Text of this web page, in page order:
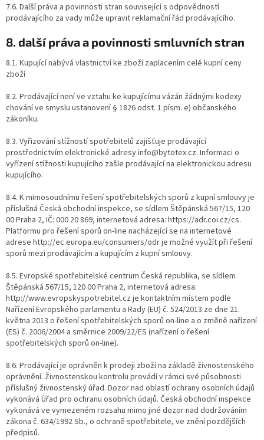
7.6. Další práva a povinnosti stran související s odpovědností
prodávajícího za vady může upravit reklamační řád prodávajícího.
8. další práva a povinnosti smluvních stran
8.1. Kupující nabývá vlastnictví ke zboží zaplacením celé kupní ceny
zboží
8.2. Prodávající není ve vztahu ke kupujícímu vázán žádnými kodexy
chování ve smyslu ustanovení § 1826 odst. 1 písm. e) občanského
zákoníku.
8.3. Vyřizování stížností spotřebitelů zajišťuje prodávající
prostřednictvím elektronické adresy info@bytotex.cz. Informaci o
vyřízení stížnosti kupujícího zašle prodávající na elektronickou adresu
kupujícího.
8.4. K mimosoudnímu řešení spotřebitelských sporů z kupní smlouvy je
příslušná Česká obchodní inspekce, se sídlem Štěpánská 567/15, 120
00 Praha 2, IČ: 000 20 869, internetová adresa: https://adr.coi.cz/cs.
Platformu pro řešení sporů on-line nacházející se na internetové
adrese http://ec.europa.eu/consumers/odr je možné využít při řešení
sporů mezi prodávajícím a kupujícím z kupní smlouvy.
8.5. Evropské spotřebitelské centrum Česká republika, se sídlem
Štěpánská 567/15, 120 00 Praha 2, internetová adresa:
http://www.evropskyspotrebitel.cz je kontaktním místem podle
Nařízení Evropského parlamentu a Rady (EU) č. 524/2013 ze dne 21.
května 2013 o řešení spotřebitelských sporů on-line a o změně nařízení
(ES) č. 2006/2004 a směrnice 2009/22/ES (nařízení o řešení
spotřebitelských sporů on-line).
8.6. Prodávající je oprávněn k prodeji zboží na základě živnostenského
oprávnění. Živnostenskou kontrolu provádí v rámci své působnosti
příslušný živnostenský úřad. Dozor nad oblastí ochrany osobních údajů
vykonává Úřad pro ochranu osobních údajů. Česká obchodní inspekce
vykonává ve vymezeném rozsahu mimo jiné dozor nad dodržováním
zákona č. 634/1992 Sb., o ochraně spotřebitele, ve znění pozdějších
předpisů.